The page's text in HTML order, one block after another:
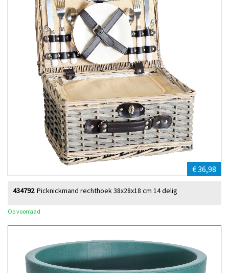
€ 36,98
Picknickmand rechthoek 38x28x18 cm 14 delig
434792
Op voorraad